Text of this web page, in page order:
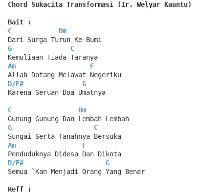
Chord Sukacita Transformasi (Ir. Welyar Kauntu)
Bait :
C
Dm
Dari Surga Turun Ke Bumi
G
C
Kemuliaan Tiada Taranya
Am
F
Allah Datang Melawat Negeriku
D/F#
G
Karena Seruan Doa Umatnya
C
Dm
Gunung Gunung Dan Lembah Lembah
G
C
Sungai Serta Tanahnya Bersuka
Am
F
Penduduknya Didesa Dan Dikota
D/F#
G
Semua `Kan Menjadi Orang Yang Benar
Reff :